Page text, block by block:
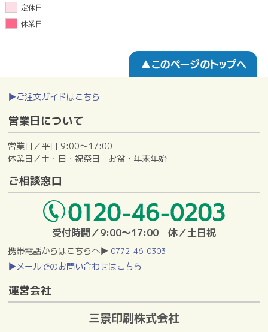
▶ご注文ガイドはこちら
営業日について
営業日／平日 9:00～17:00
休業日／土・日・祝祭日 お盆・年末年始
ご相談窓口
受付時間／9:00～17:00 休／土日祝
携帯電話からはこちらへ▶ 0772-46-0303
▶メールでのお問い合わせはこちら
運営会社
三景印刷株式会社